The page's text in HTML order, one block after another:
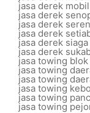
jasa derek
jasa derek
jasa derek
jasa derek
jasa derek
jasa derek
jasa towing
jasa towing
jasa towing
jasa towing
jasa towing
jasa towing